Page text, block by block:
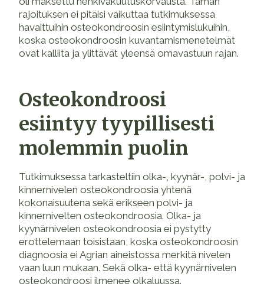
rajoituksen ei pitäisi vaikuttaa tutkimuksessa
havaittuihin osteokondroosin esiintymislukuihin,
koska osteokondroosin kuvantamismenetelmät
ovat kalliita ja ylittävät yleensä omavastuun rajan.
Osteokondroosi
esiintyy tyypillisesti
molemmin puolin
Tutkimuksessa tarkasteltiin olka-, kyynär-, polvi- ja
kinnernivelen osteokondroosia yhtenä
kokonaisuutena sekä erikseen polvi- ja
kinnernivelten osteokondroosia. Olka- ja
kyynärnivelen osteokondroosia ei pystytty
erottelemaan toisistaan, koska osteokondroosin
diagnoosia ei Agrian aineistossa merkitä nivelen
vaan luun mukaan. Sekä olka- että kyynärnivelen
osteokondroosi ilmenee olkaluussa.